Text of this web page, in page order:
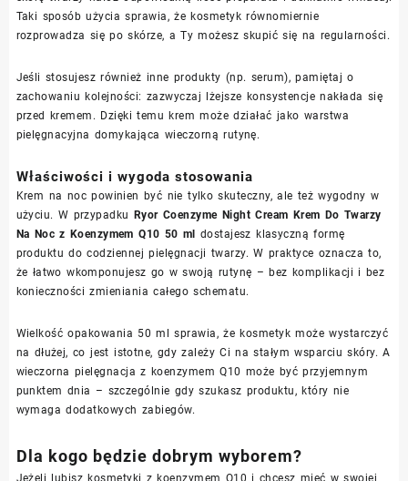
Taki sposób użycia sprawia, że kosmetyk równomiernie
rozprowadza się po skórze, a Ty możesz skupić się na regularności.
Jeśli stosujesz również inne produkty (np. serum), pamiętaj o
zachowaniu kolejności: zazwyczaj lżejsze konsystencje nakłada się
przed kremem. Dzięki temu krem może działać jako warstwa
pielęgnacyjna domykająca wieczorną rutynę.
Właściwości i wygoda stosowania
Krem na noc powinien być nie tylko skuteczny, ale też wygodny w
użyciu. W przypadku Ryor Coenzyme Night Cream Krem Do Twarzy
Na Noc z Koenzymem Q10 50 ml dostajesz klasyczną formę
produktu do codziennej pielęgnacji twarzy. W praktyce oznacza to,
że łatwo wkomponujesz go w swoją rutynę – bez komplikacji i bez
konieczności zmieniania całego schematu.
Wielkość opakowania 50 ml sprawia, że kosmetyk może wystarczyć
na dłużej, co jest istotne, gdy zależy Ci na stałym wsparciu skóry. A
wieczorna pielęgnacja z koenzymem Q10 może być przyjemnym
punktem dnia – szczególnie gdy szukasz produktu, który nie
wymaga dodatkowych zabiegów.
Dla kogo będzie dobrym wyborem?
Jeżeli lubisz kosmetyki z koenzymem Q10 i chcesz mieć w swojej